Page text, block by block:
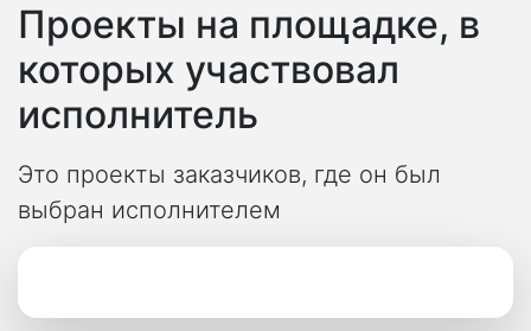
Проекты на площадке, в
которых участвовал
исполнитель
Это проекты заказчиков, где он был
выбран исполнителем